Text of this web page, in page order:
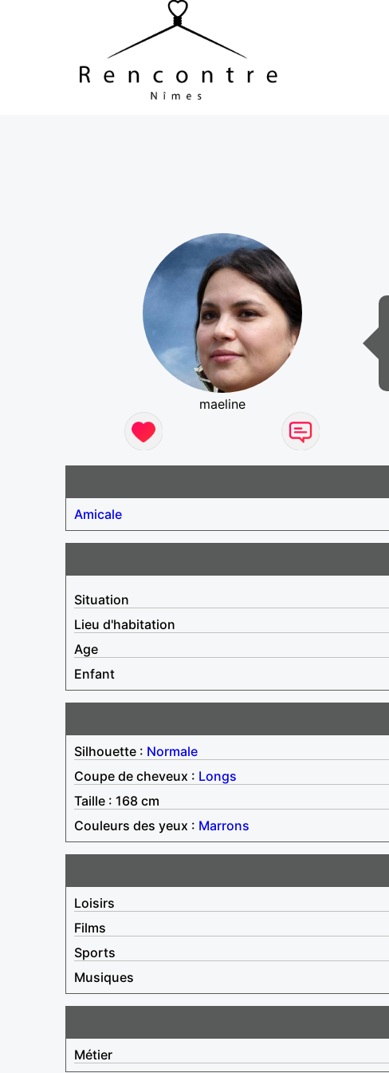
maeline
Amicale
Situation
Lieu d'habitation
Age
Enfant
Silhouette : Normale
Coupe de cheveux : Longs
Taille : 168 cm
Couleurs des yeux : Marrons
Loisirs
Films
Sports
Musiques
Métier